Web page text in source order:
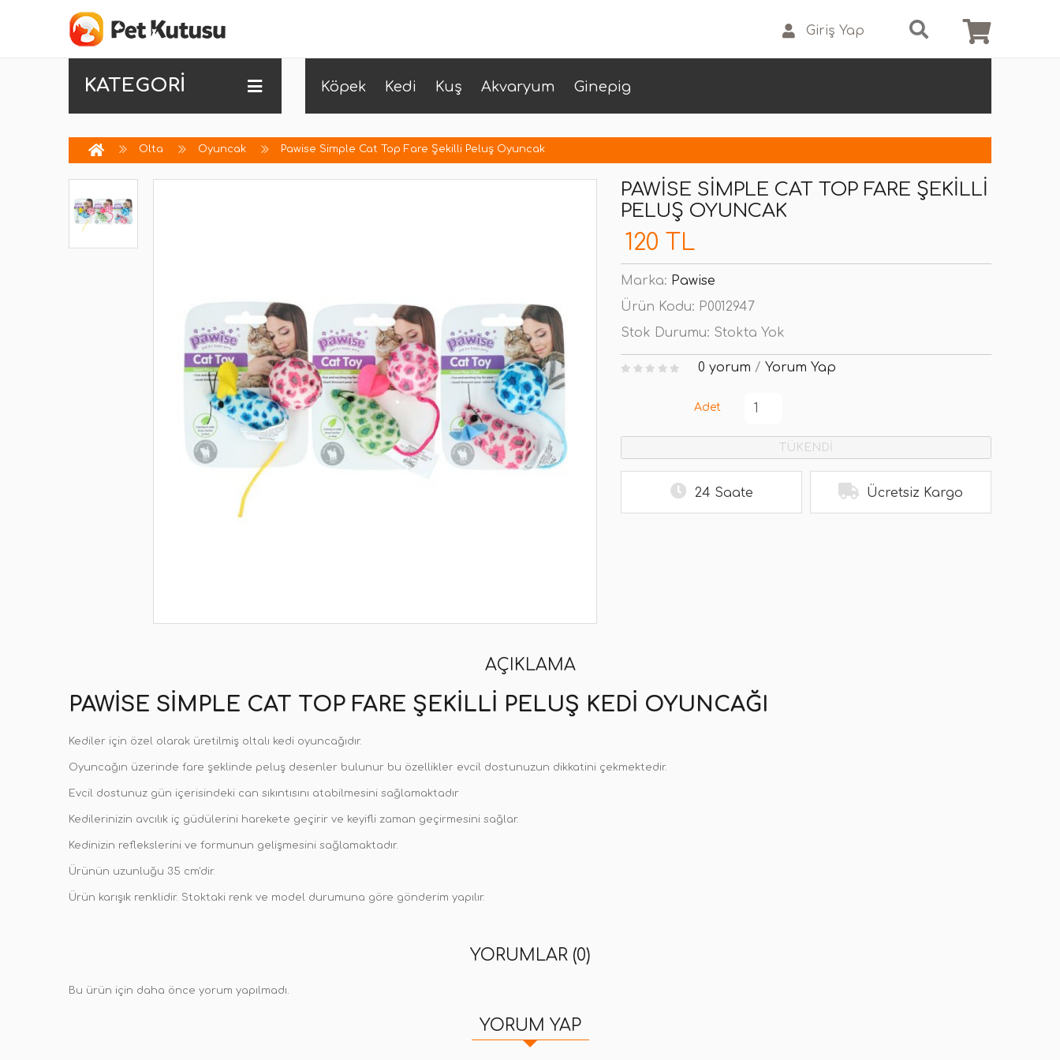
Giriş Yap
KATEGORİ Köpek Kedi Kuş Akvaryum Ginepig
Olta Oyuncak Pawise Simple Cat Top Fare Şekilli Peluş Oyuncak
PAWISE SIMPLE CAT TOP FARE ŞEKILLI
PELUŞ OYUNCAK
120 TL
Marka: Pawise
Ürün Kodu: P0012947
Stok Durumu: Stokta Yok
0 yorum / Yorum Yap
Adet
TÜKENDİ
24 Saate Ücretsiz Kargo
AÇIKLAMA
PAWISE SIMPLE CAT TOP FARE ŞEKILLI PELUŞ KEDI OYUNCAĞI
Kediler için özel olarak üretilmiş oltalı kedi oyuncağıdır.
Oyuncağın üzerinde fare şeklinde peluş desenler bulunur bu özellikler evcil dostunuzun dikkatini çekmektedir.
Evcil dostunuz gün içerisindeki can sıkıntısını atabilmesini sağlamaktadır
Kedilerinizin avcılık iç güdülerini harekete geçirir ve keyifli zaman geçirmesini sağlar.
Kedinizin reflekslerini ve formunun gelişmesini sağlamaktadır.
Ürünün uzunluğu 35 cm'dir.
Ürün karışık renklidir. Stoktaki renk ve model durumuna göre gönderim yapılır.
YORUMLAR (0)
Bu ürün için daha önce yorum yapılmadı.
YORUM YAP